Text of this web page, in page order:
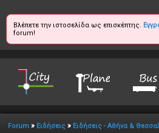
Βλέπετε την ιστοσελίδα ως επισκέπτης.
forum!
Forum » Ειδήσεις » Ειδήσεις - Αθήνα &